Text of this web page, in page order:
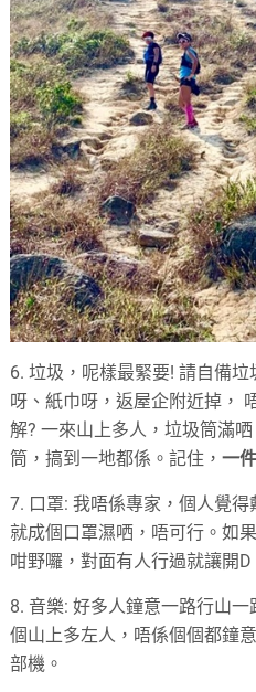
6. 垃圾，呢樣最緊要! 請自備
呀、紙巾呀，返屋企附近掉，
解? 一來山上多人，垃圾筒滿
筒，搞到一地都係。記住，一
7. 口罩: 我唔係專家，個人覺
就成個口罩濕哂，唔可行。如
咁野囉，對面有人行過就讓開D
8. 音樂: 好多人鐘意一路行山
個山上多左人，唔係個個都鐘
部機。